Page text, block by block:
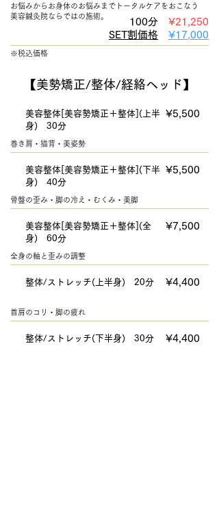
100分 ¥21 ,250
SET割価格
¥17,000
お悩みからお身体のお悩みまでトータルケアをおこなう
美容鍼灸院ならではの施術。
※税込価格
【美勢矯正/整体/経絡ヘッド】
美容整体[美容勢矯正＋整体](上半
身) 30分
¥5,500
巻き肩・猫背・美姿勢
美容整体[美容勢矯正＋整体](下半
身) 40分
¥5,500
骨盤の歪み・脚の冷え・むくみ・美脚
美容整体[美容勢矯正＋整体](全
身) 60分
¥7,500
全身の軸と歪みの調整
整体/ストレッチ(上半身) 20分 ¥4,400
首肩のコリ・脚の疲れ
整体/ストレッチ(下半身) 30分 ¥4,400